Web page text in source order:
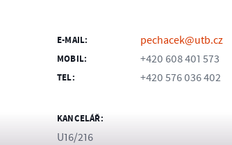
E-MAIL: pechacek@utb.cz
MOBIL: +420 608 401 573
TEL: +420 576 036 402
KANCELÁŘ:
U16/216